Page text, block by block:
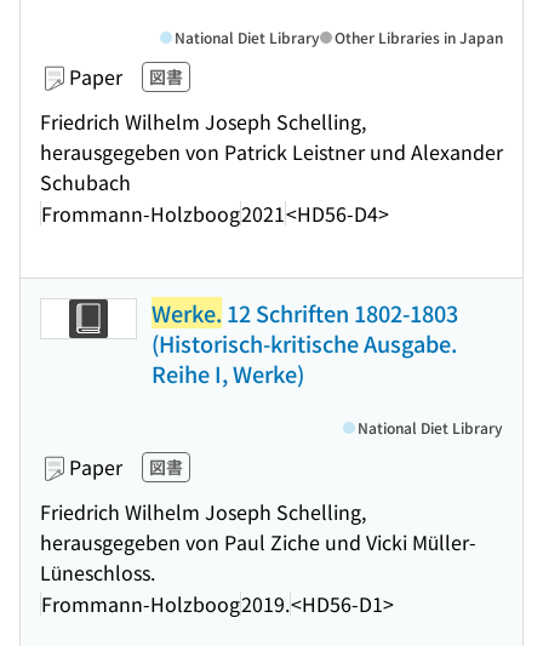
Paper 図書
Friedrich Wilhelm Joseph Schelling,
herausgegeben von Patrick Leistner und Alexander
Schubach
Frommann-Holzboog2021<HD56-D4>
National Diet Library Other Libraries in Japan
Werke. 12 Schriften 1802-1803
(Historisch-kritische Ausgabe.
Reihe I, Werke)
Paper 図書
Friedrich Wilhelm Joseph Schelling,
herausgegeben von Paul Ziche und Vicki Müller-
Lüneschloss.
Frommann-Holzboog2019.<HD56-D1>
National Diet Library